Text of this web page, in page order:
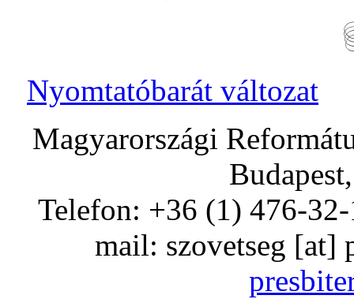
Nyomtatóbarát változat
Magyarországi
Telefon: +36 (1) 476-
mail: szovetseg [at]